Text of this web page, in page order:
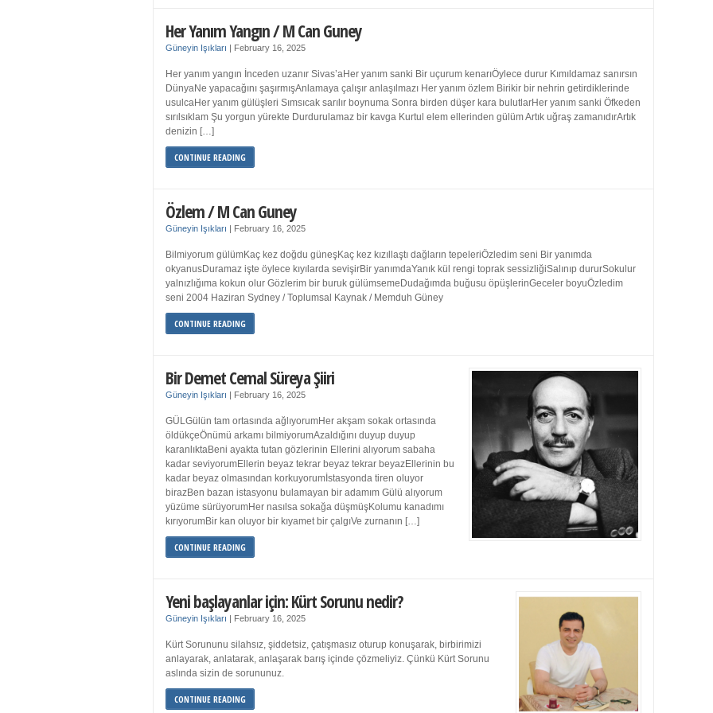
Her Yanım Yangın / M Can Guney
Güneyin Işıkları February 16, 2025
Her yanım yangın İnceden uzanır Sivas’aHer yanım sanki Bir uçurum kenarıÖylece durur Kımıldamaz sanırsın
DünyaNe yapacağını şaşırmışAnlamaya çalışır anlaşılmazı Her yanım özlem Birikir bir nehrin getirdiklerinde
usulcaHer yanım gülüşleri Sımsıcak sarılır boynuma Sonra birden düşer kara bulutlarHer yanım sanki Öfkeden
sırılsıklam Şu yorgun yürekte Durdurulamaz bir kavga Kurtul elem ellerinden gülüm Artık uğraş zamanıdırArtık
denizin […]
CONTINUE READING
Özlem / M Can Guney
Güneyin Işıkları February 16, 2025
Bilmiyorum gülümKaç kez doğdu güneşKaç kez kızıllaştı dağların tepeleriÖzledim seni Bir yanımda
okyanusDuramaz işte öylece kıyılarda sevişirBir yanımdaYanık kül rengi toprak sessizliğiSalınıp dururSokulur
yalnızlığıma kokun olur Gözlerim bir buruk gülümsemeDudağımda buğusu öpüşlerinGeceler boyuÖzledim
seni 2004 Haziran Sydney / Toplumsal Kaynak / Memduh Güney
CONTINUE READING
Bir Demet Cemal Süreya Şiiri
Güneyin Işıkları February 16, 2025
GÜLGülün tam ortasında ağlıyorumHer akşam sokak ortasında
öldükçeÖnümü arkamı bilmiyorumAzaldığını duyup duyup
karanlıktaBeni ayakta tutan gözlerinin Ellerini alıyorum sabaha
kadar seviyorumEllerin beyaz tekrar beyaz tekrar beyazEllerinin bu
kadar beyaz olmasından korkuyorumİstasyonda tiren oluyor
birazBen bazan istasyonu bulamayan bir adamım Gülü alıyorum
yüzüme sürüyorumHer nasılsa sokağa düşmüşKolumu kanadımı
kırıyorumBir kan oluyor bir kıyamet bir çalgıVe zurnanın […]
CONTINUE READING
Yeni başlayanlar için: Kürt Sorunu nedir?
Güneyin Işıkları February 16, 2025
Kürt Sorununu silahsız, şiddetsiz, çatışmasız oturup konuşarak, birbirimizi
anlayarak, anlatarak, anlaşarak barış içinde çözmeliyiz. Çünkü Kürt Sorunu
aslında sizin de sorununuz.
CONTINUE READING